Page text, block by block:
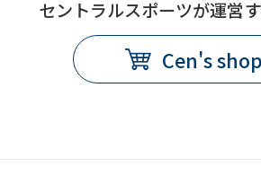
出
各月10日
翌月1日から
セントラルスポーツが運営
Cen's shop